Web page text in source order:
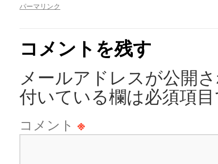
パーマリンク
コメントを残す
メールアドレスが公開
付いている欄は必須項
コメント ※